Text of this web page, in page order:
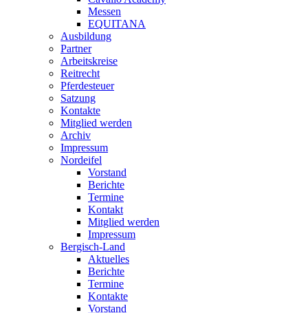
Messen
EQUITANA
Ausbildung
Partner
Arbeitskreise
Reitrecht
Pferdesteuer
Satzung
Kontakte
Mitglied werden
Archiv
Impressum
Nordeifel
Vorstand
Berichte
Termine
Kontakt
Mitglied werden
Impressum
Bergisch-Land
Aktuelles
Berichte
Termine
Kontakte
Vorstand